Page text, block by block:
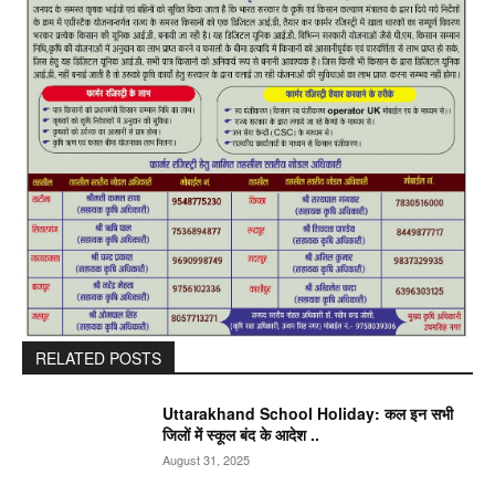
RELATED POSTS
Uttarakhand School Holiday: कल इन सभी
जिलों में स्कूल बंद के आदेश ..
August 31, 2025